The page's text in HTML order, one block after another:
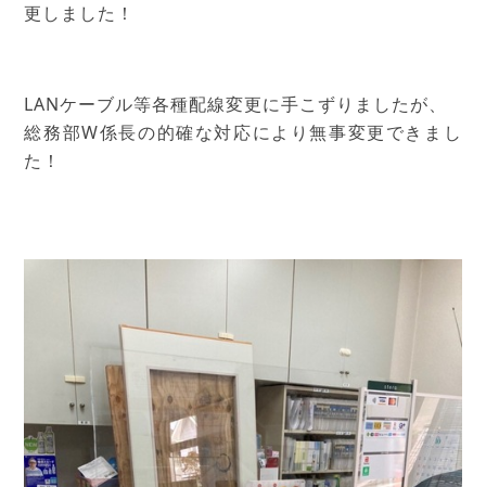
更しました！
LANケーブル等各種配線変更に手こずりましたが、
総務部W係長の的確な対応により無事変更できまし
た！